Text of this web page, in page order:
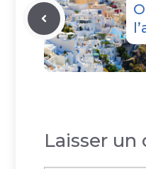
Laisser